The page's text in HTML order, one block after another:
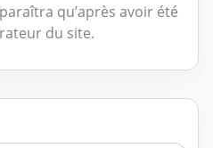
qu’après avoir été
du site.